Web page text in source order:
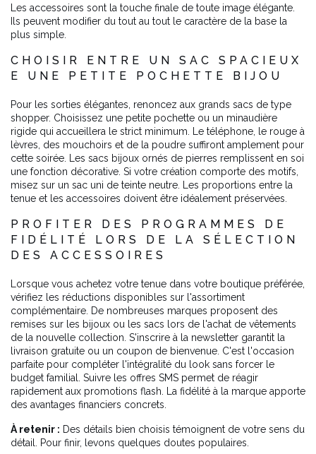
Les accessoires sont la touche finale de toute image élégante.
Ils peuvent modifier du tout au tout le caractère de la base la
plus simple.
CHOISIR ENTRE UN SAC SPACIEUX
E UNE PETITE POCHETTE BIJOU
Pour les sorties élégantes, renoncez aux grands sacs de type
shopper. Choisissez une petite pochette ou un minaudière
rigide qui accueillera le strict minimum. Le téléphone, le rouge à
lèvres, des mouchoirs et de la poudre suffiront amplement pour
cette soirée. Les sacs bijoux ornés de pierres remplissent en soi
une fonction décorative. Si votre création comporte des motifs,
misez sur un sac uni de teinte neutre. Les proportions entre la
tenue et les accessoires doivent être idéalement préservées.
PROFITER DES PROGRAMMES DE
FIDÉLITÉ LORS DE LA SÉLECTION
DES ACCESSOIRES
Lorsque vous achetez votre tenue dans votre boutique préférée,
vérifiez les réductions disponibles sur l'assortiment
complémentaire. De nombreuses marques proposent des
remises sur les bijoux ou les sacs lors de l'achat de vêtements
de la nouvelle collection. S'inscrire à la newsletter garantit la
livraison gratuite ou un coupon de bienvenue. C'est l'occasion
parfaite pour compléter l'intégralité du look sans forcer le
budget familial. Suivre les offres SMS permet de réagir
rapidement aux promotions flash. La fidélité à la marque apporte
des avantages financiers concrets.
À retenir : Des détails bien choisis témoignent de votre sens du
détail. Pour finir, levons quelques doutes populaires.